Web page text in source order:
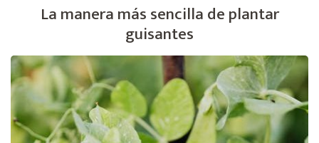
La manera más sencilla de plantar
guisantes